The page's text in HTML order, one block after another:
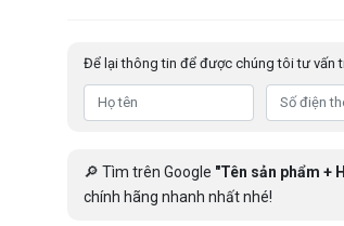
Để lại thông tin để được chúng tôi tư vấn
🔎 Tìm trên Google "Tên sản phẩm +
chính hãng nhanh nhất nhé!